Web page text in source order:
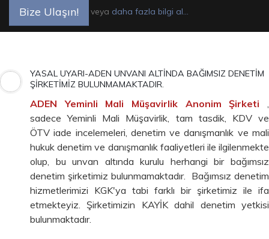
Bize Ulaşın! veya daha fazla bilgi al...
YASAL UYARI-ADEN UNVANI ALTİNDA BAĞIMSIZ DENETİM
ŞİRKETİMİZ BULUNMAMAKTADIR.
ADEN Yeminli Mali Müşavirlik Anonim Şirketi
,
sadece Yeminli Mali Müşavirlik, tam tasdik, KDV ve
ÖTV iade incelemeleri, denetim ve danışmanlık ve mali
hukuk denetim ve danışmanlık faaliyetleri ile ilgilenmekte
olup, bu unvan altında kurulu herhangi bir bağımsız
denetim şirketimiz bulunmamaktadır. Bağımsız denetim
hizmetlerimizi KGK'ya tabi farklı bir şirketimiz ile ifa
etmekteyiz. Şirketimizin KAYİK dahil denetim yetkisi
bulunmaktadır.